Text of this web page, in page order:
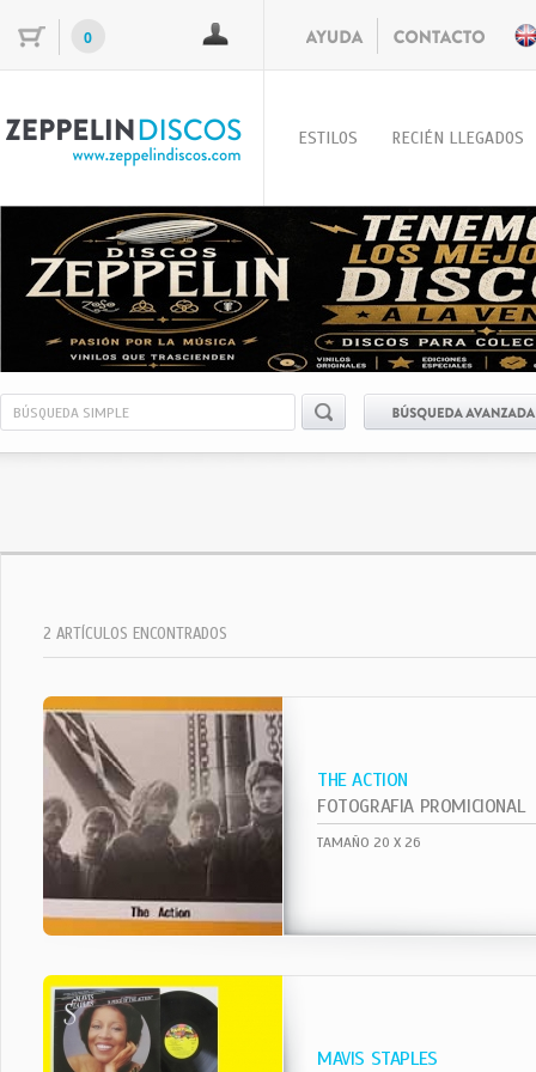
0
ESTILOS RECIÉN LLEGADOS
2 ARTÍCULOS ENCONTRADOS
THE ACTION
FOTOGRAFIA PROMICIONAL
TAMAÑO 20 X 26
MAVIS STAPLES